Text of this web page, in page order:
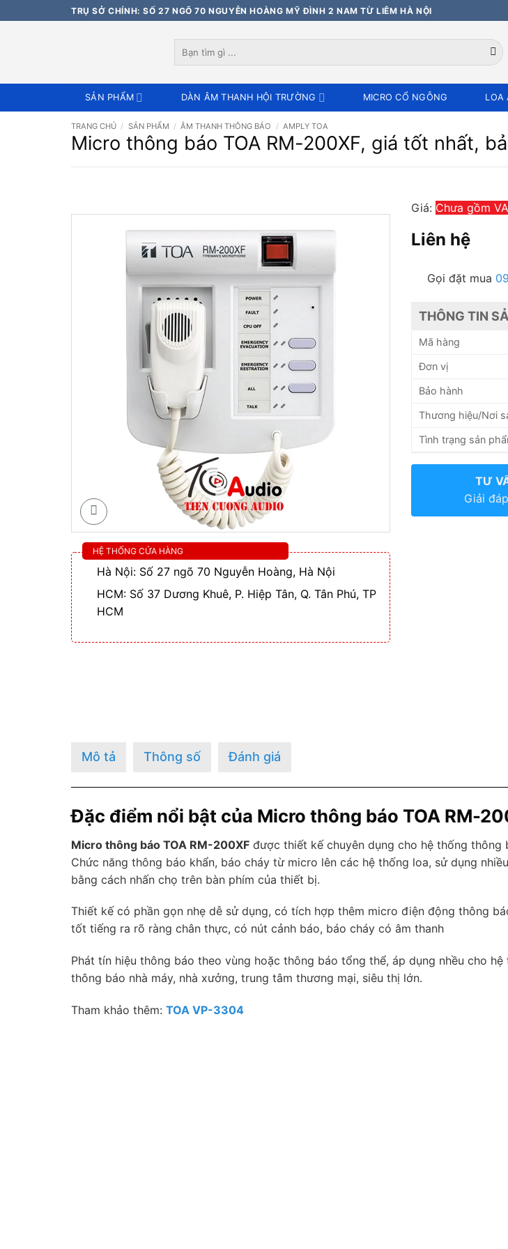
qua
TRỤ SỞ CHÍNH: SỐ 27 NGÕ 70 NGUYỄN HOÀNG MỸ ĐÌNH 2 NAM TỪ LIÊM HÀ NỘI
kiếm:
SẢN PHẨM DÀN ÂM THANH HỘI TRƯỜNG MICRO CỔ NGỖNG LOA
TRANG CHỦ / SẢN PHẨM / ÂM THANH THÔNG BÁO / AMPLY TOA
Micro thông báo TOA RM-200XF, giá tốt nhất,
HỆ THỐNG CỬA HÀNG
Hà Nội: Số 27 ngõ 70 Nguyễn Hoàng, Hà Nội
HCM: Số 37 Dương Khuê, P. Hiệp Tân, Q. Tân Phú, TP
HCM
Giá: Chưa gồm
Liên hệ
Gọi đặt mua
THÔNG TIN
Mã hàng
Đơn vị
Bảo hành
Thương hiệu/Nơi
Tình trạng sản
TƯ
Giải
Mô tả Thông số Đánh giá
Đặc điểm nổi bật của Micro thông báo TOA RM-
Micro thông báo TOA RM-200XF được thiết kế chuyên dụng cho hệ thống thông
Chức năng thông báo khẩn, báo cháy từ micro lên các hệ thống loa, sử dụng
bằng cách nhấn chọ trên bàn phím của thiết bị.
Thiết kế có phần gọn nhẹ dễ sử dụng, có tích hợp thêm micro điện động thông
tốt tiếng ra rõ ràng chân thực, có nút cảnh báo, báo cháy có âm thanh
Phát tín hiệu thông báo theo vùng hoặc thông báo tổng thể, áp dụng nhều cho hệ
thông báo nhà máy, nhà xưởng, trung tâm thương mại, siêu thị lớn.
Tham khảo thêm: TOA VP-3304